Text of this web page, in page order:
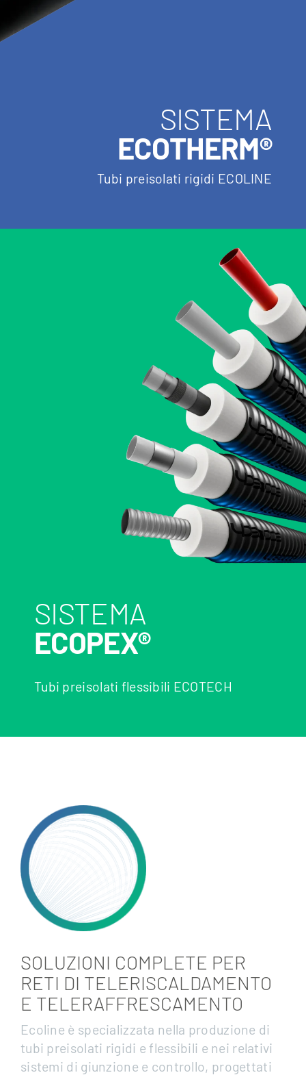
SISTEMA
ECOTHERM®
Tubi preisolati rigidi ECOLINE
SISTEMA
ECOPEX®
Tubi preisolati flessibili ECOTECH
SOLUZIONI COMPLETE PER
RETI DI TELERISCALDAMENTO
E TELERAFFRESCAMENTO
Ecoline è specializzata nella produzione di
tubi preisolati rigidi e flessibili e nei relativi
sistemi di giunzione e controllo, progettati